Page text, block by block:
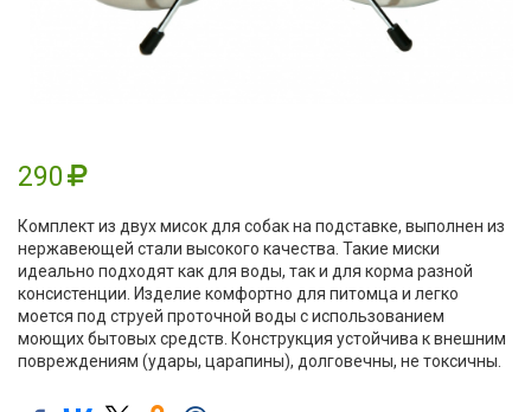
290
Комплект из двух мисок для собак на подставке, выполнен из
нержавеющей стали высокого качества. Такие миски
идеально подходят как для воды, так и для корма разной
консистенции. Изделие комфортно для питомца и легко
моется под струей проточной воды с использованием
моющих бытовых средств. Конструкция устойчива к внешним
повреждениям (удары, царапины), долговечны, не токсичны.